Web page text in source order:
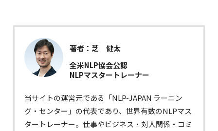
著者：芝 健太
全米NLP協会公認
NLPマスタートレーナー
当サイトの運営元である「NLP-JAPAN ラーニン
グ・センター」の代表であり、世界有数のNLPマス
タートレーナー。仕事やビジネス・対人関係・コミ